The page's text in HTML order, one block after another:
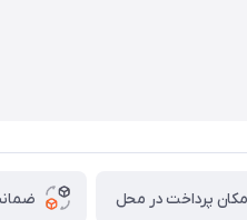
پرداخت در محل